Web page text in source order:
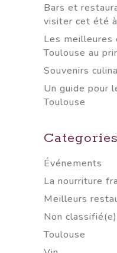
Bars et
visiter cet été
Les meilleures
Toulouse au
Souvenirs
Un guide pour
Toulouse
Categories
Événements
La nourriture
Meilleurs
Non classifié(e)
Toulouse